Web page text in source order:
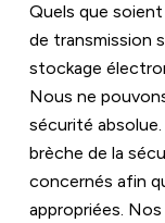
Quels que
de transmission
stockage
Nous ne
sécurité absolue.
brèche de la
concernés afin
appropriées.